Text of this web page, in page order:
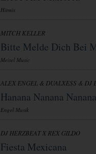
Hitmix
MITCH KELLER
Bitte Melde Dich Bei
Meisel Music
ALEX ENGEL & DUALXESS & DJ
Hanana Nanana
Engel Musik
DJ HERZBEAT X REX GILDO
Fiesta Mexicana